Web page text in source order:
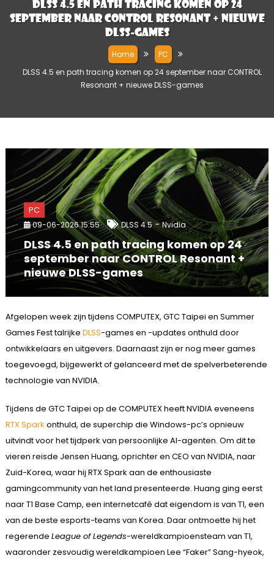
DLSS 4.5 en path tracing komen op 24
september naar CONTROL Resonant + nieuwe
DLSS-games
Home
PC
DLSS 4.5 en path tracing komen op 24 september naar CONTROL
Resonant + nieuwe DLSS-games
PC
09-06-2026 15:55 DLSS 4.5-Nvidia
DLSS 4.5 en path tracing komen op 24
september naar CONTROL Resonant +
nieuwe DLSS-games
Afgelopen week zijn tijdens COMPUTEX, GTC Taipei en Summer
Games Fest talrijke DLSS-games en -updates onthuld door
ontwikkelaars en uitgevers. Daarnaast zijn er nog meer games
toegevoegd, bijgewerkt of gelanceerd met de spelverbeterende
technologie van NVIDIA.
Tijdens de GTC Taipei op de COMPUTEX heeft NVIDIA eveneens
RTX Spark onthuld, de superchip die Windows-pc’s opnieuw
uitvindt voor het tijdperk van persoonlijke AI-agenten. Om dit te
vieren reisde Jensen Huang, oprichter en CEO van NVIDIA, naar
Zuid-Korea, waar hij RTX Spark aan de enthousiaste
gamingcommunity van het land presenteerde. Huang ging eerst
naar T1 Base Camp, een internetcafé dat eigendom is van T1, een
van de beste esports-teams van Korea. Daar ontmoette hij het
regerende League of Legends-wereldkampioensteam van T1,
waaronder zesvoudig wereldkampioen Lee “Faker” Sang-hyeok,